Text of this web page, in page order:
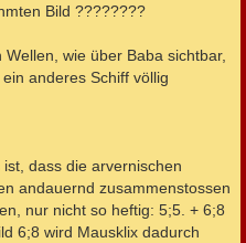
Bild ????????
wie über Baba sichtbar,
anderes Schiff völlig
dass die arvernischen
andauernd zusammenstossen
nur nicht so heftig: 5;5. + 6;8
6;8 wird Mausklix dadurch